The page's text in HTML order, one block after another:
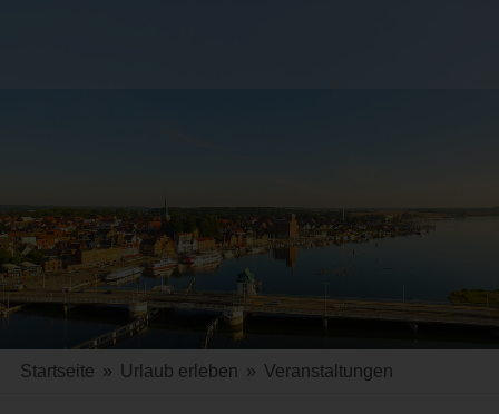
Startseite » Urlaub erleben » Veranstaltungen